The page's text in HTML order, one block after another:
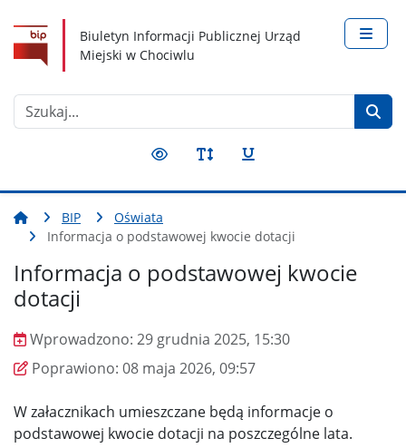
Biuletyn Informacji Publicznej Urząd
Miejski w Chociwlu
Szukaj
BIP
Oświata
Informacja o podstawowej kwocie dotacji
Informacja o podstawowej kwocie
dotacji
Wprowadzono
Wprowadzono: 29 grudnia 2025, 15:30
Poprawiono
Poprawiono: 08 maja 2026, 09:57
W załacznikach umieszczane będą informacje o
podstawowej kwocie dotacji na poszczególne lata.